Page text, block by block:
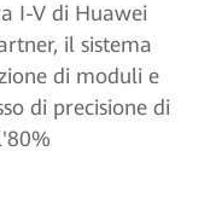
I-V di Huawei
il sistema
di moduli e
di precisione di